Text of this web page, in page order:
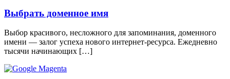
Выбрать доменное имя
Выбор красивого, несложного для запоминания, доменного
имени — залог успеха нового интернет-ресурса. Ежедневно
тысячи начинающих […]